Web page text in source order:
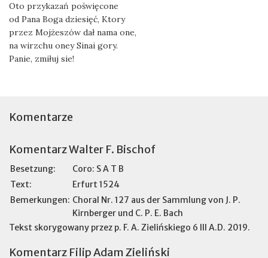
Oto przykazań poświęcone
od Pana Boga dziesięć, Ktory
przez Mojżeszów dał nama one,
na wirzchu oney Sinai gory.
Panie, zmiłuj sie!
Komentarze
Komentarz Walter F. Bischof
Besetzung:
Coro: S A T B
Text:
Erfurt 1524
Bemerkungen: Choral Nr. 127 aus der Sammlung von J. P.
Kirnberger und C. P. E. Bach
Tekst skorygowany przez p. F. A. Zielińskiego 6 III A.D. 2019.
Komentarz Filip Adam Zieliński